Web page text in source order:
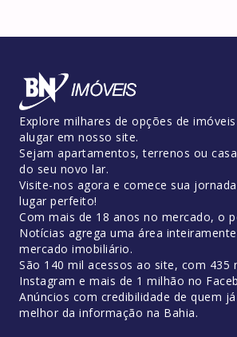
Explore milhares de opções de
alugar em nosso site.
Sejam apartamentos, terrenos ou
do seu novo lar.
Visite-nos agora e comece sua
lugar perfeito!
Com mais de 18 anos no mercado, o
Notícias agrega uma área
mercado imobiliário.
São 140 mil acessos ao site, com 435
Instagram e mais de 1 milhão no
Anúncios com credibilidade de quem
melhor da informação na Bahia.